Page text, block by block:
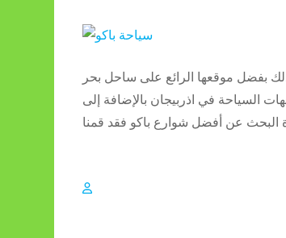
بفضل موقعها الرائع على ساحل بحر
السياحة في اذربيجان بالإضافة إلى